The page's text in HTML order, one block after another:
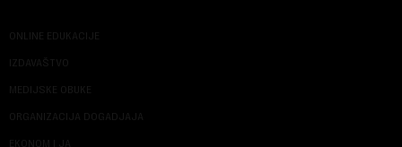
ONLINE EDUKACIJE
IZDAVAŠTVO
MEDIJSKE OBUKE
ORGANIZACIJA DOGADJAJA
EKONOM I JA